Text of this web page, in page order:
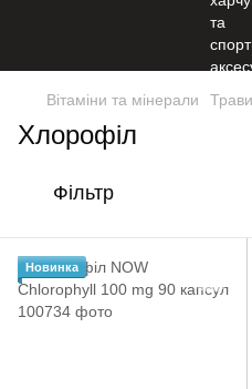
Вітаміни та мінерали
Хлорофіл
Фільтр
Новинка